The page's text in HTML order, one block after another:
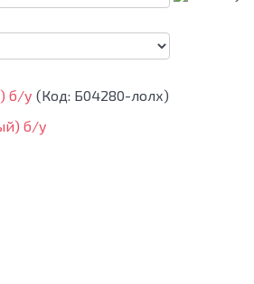
б/у (Код: Б04280-лолх)